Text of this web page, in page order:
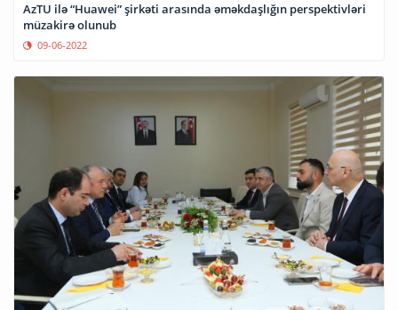
AzTU ilə “Huawei” şirkəti arasında əməkdaşlığın perspektivləri
müzakirə olunub
09-06-2022